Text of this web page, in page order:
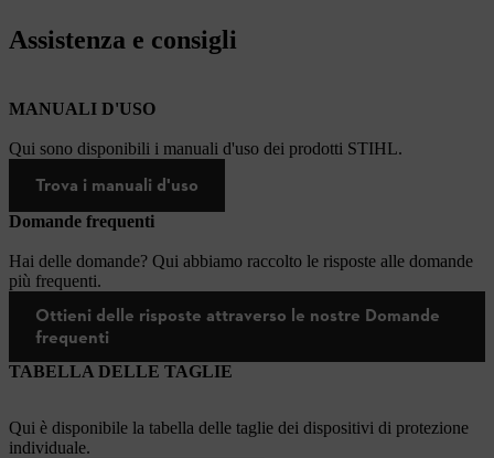
Assistenza e consigli
MANUALI D'USO
Qui sono disponibili i manuali d'uso dei prodotti STIHL.
Trova i manuali d'uso
Domande frequenti
Hai delle domande? Qui abbiamo raccolto le risposte alle domande
più frequenti.
Ottieni delle risposte attraverso le nostre Domande
frequenti
TABELLA DELLE TAGLIE
Qui è disponibile la tabella delle taglie dei dispositivi di protezione
individuale.